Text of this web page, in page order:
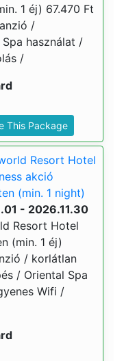
1 éj) 67.470 Ft
/
használat /
/
This Package
Resort Hotel
akció
(min. 1 night)
- 2026.11.30
Resort Hotel
(min. 1 éj)
/ korlátlan
/ Oriental Spa
Wifi /